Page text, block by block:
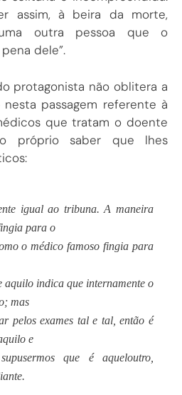
assim, à beira da morte,
outra pessoa que o
dele”.
protagonista não oblitera a
passagem referente à
que tratam o doente
próprio saber que lhes
igual ao tribuna. A maneira
para o
o médico famoso fingia para
aquilo indica que internamente o
mas
pelos exames tal e tal, então é
e
que é aqueloutro,